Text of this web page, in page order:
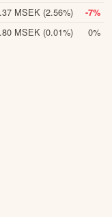
MSEK (2.56%) -7%
MSEK (0.01%) 0%